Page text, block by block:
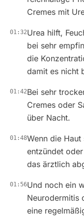
Cremes mit
01:32Urea hilft,
bei sehr
die
damit es nicht
01:42Bei sehr
Cremes oder
über Nacht.
01:48Wenn die
entzündet
das ärztlich
01:56Und noch ein
Neurodermitis
eine